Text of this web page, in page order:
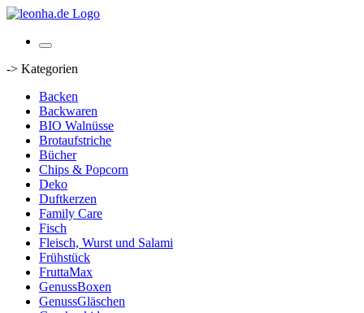
-> Kategorien
Backen
Backwaren
BIO Walnüsse
Brotaufstriche
Bücher
Chips & Popcorn
Deko
Duftkerzen
Family Care
Fisch
Fleisch, Wurst und Salami
Frühstück
FruttaMax
GenussBoxen
GenussGläschen